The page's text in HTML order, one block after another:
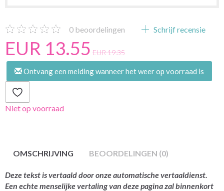
0 beoordelingen Schrijf recensie
EUR 13.55 EUR 19.35
Ontvang een melding wanneer het weer op voorraad is
Niet op voorraad
OMSCHRIJVING BEOORDELINGEN (0)
Deze tekst is vertaald door onze automatische vertaaldienst.
Een echte menselijke vertaling van deze pagina zal binnenkort